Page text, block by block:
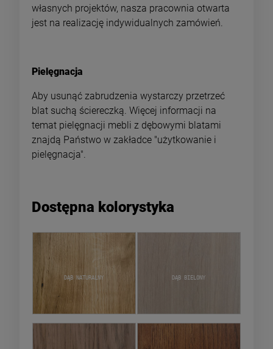
własnych projektów, nasza pracownia otwarta
jest na realizację indywidualnych zamówień.
Pielęgnacja
Aby usunąć zabrudzenia wystarczy przetrzeć
blat suchą ściereczką. Więcej informacji na
temat pielęgnacji mebli z dębowymi blatami
znajdą Państwo w zakładce "użytkowanie i
pielęgnacja".
Dostępna kolorystyka
Dąb naturalny Dąb bielony